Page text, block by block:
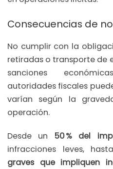
Consecuencias de
No cumplir con la
retiradas o transporte de
sanciones
autoridades fiscales
varían según la
operación.
Desde un 50 % del
infracciones leves,
graves que impliquen